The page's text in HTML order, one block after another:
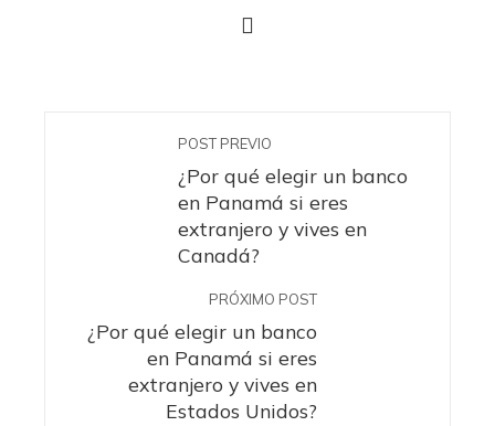
POST PREVIO
¿Por qué elegir un banco
en Panamá si eres
extranjero y vives en
Canadá?
PRÓXIMO POST
¿Por qué elegir un banco
en Panamá si eres
extranjero y vives en
Estados Unidos?